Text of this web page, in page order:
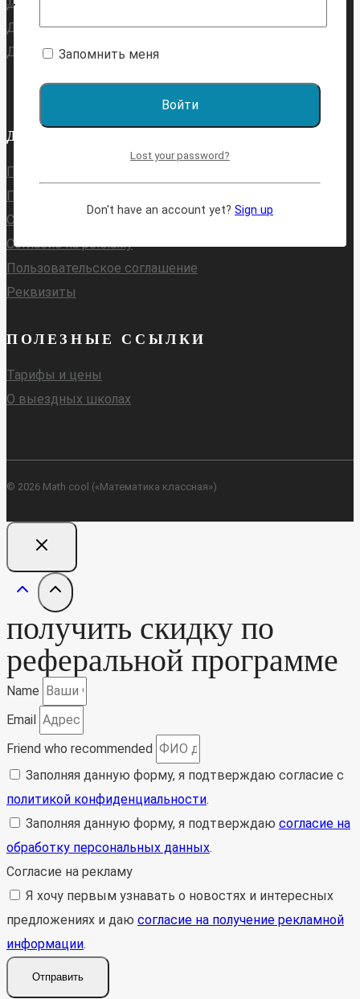
Для поступающих в 5 класс
Для поступающих в 6 класс
Для поступающих в 7 класс
ДОКУМЕНТЫ
Публичная оферта
Политика конфиденциальности
Согласие на обработку персональных данных
Согласие на рекламу
Пользовательское соглашение
Реквизиты
ПОЛЕЗНЫЕ ССЫЛКИ
Тарифы и цены
О выездных школах
© 2026 Math cool («Математика классная»)
Запомнить меня
Lost your password?
Don't have an account yet? Sign up
получить скидку по
реферальной программе
Name
Email
Friend who recommended
Заполняя данную форму, я подтверждаю согласие с
политикой конфиденциальности.
Заполняя данную форму, я подтверждаю согласие на
обработку персональных данных.
Согласие на рекламу
Я хочу первым узнавать о новостях и интересных
предложениях и даю согласие на получение рекламной
информации.
Отправить